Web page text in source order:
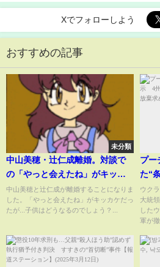
Xでフォローしよう
おすすめの記事
未分類
中山美穂・辻仁成離婚。対談で
の「やっと会えたね」がキッカ
ケだったが...子供はどうなる？
中山美穂と辻仁成が離婚することになりま
した。「やっと会えたね」がキッカケだっ
たが...子供はどうなるのでしょう？...
プー
た“
イナ
る｜
ウク
大統
した
軍が